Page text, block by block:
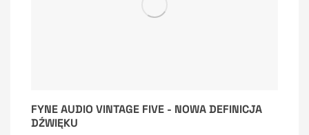
FYNE AUDIO VINTAGE FIVE - NOWA DEFINICJA
DŹWIĘKU